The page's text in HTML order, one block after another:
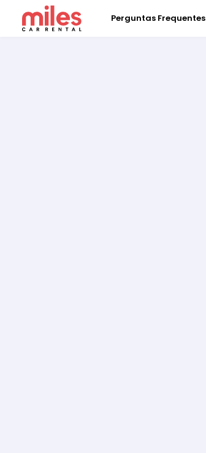
Perguntas Frequentes